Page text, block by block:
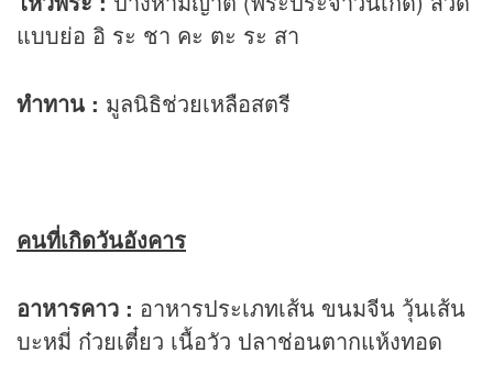
แบบย่อ อิ ระ ชา คะ ตะ ระ สา
ทำทาน : มูลนิธิช่วยเหลือสตรี
คนที่เกิดวันอังคาร
อาหารคาว : อาหารประเภทเส้น ขนมจีน วุ้นเส้น
บะหมี่ ก๋วยเตี๋ยว เนื้อวัว ปลาช่อนตากแห้งทอด